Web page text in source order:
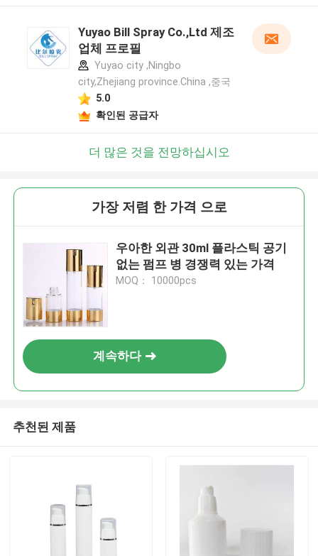
Yuyao Bill Spray Co.,Ltd 제조
업체 프로필
Yuyao city ,Ningbo
city,Zhejiang province.China ,중국
5.0
확인된 공급자
더 많은 것을 전망하십시오
가장 저렴 한 가격 으로
우아한 외관 30ml 플라스틱 공기
없는 펌프 병 경쟁력 있는 가격
MOQ： 10000pcs
계속하다
추천된 제품